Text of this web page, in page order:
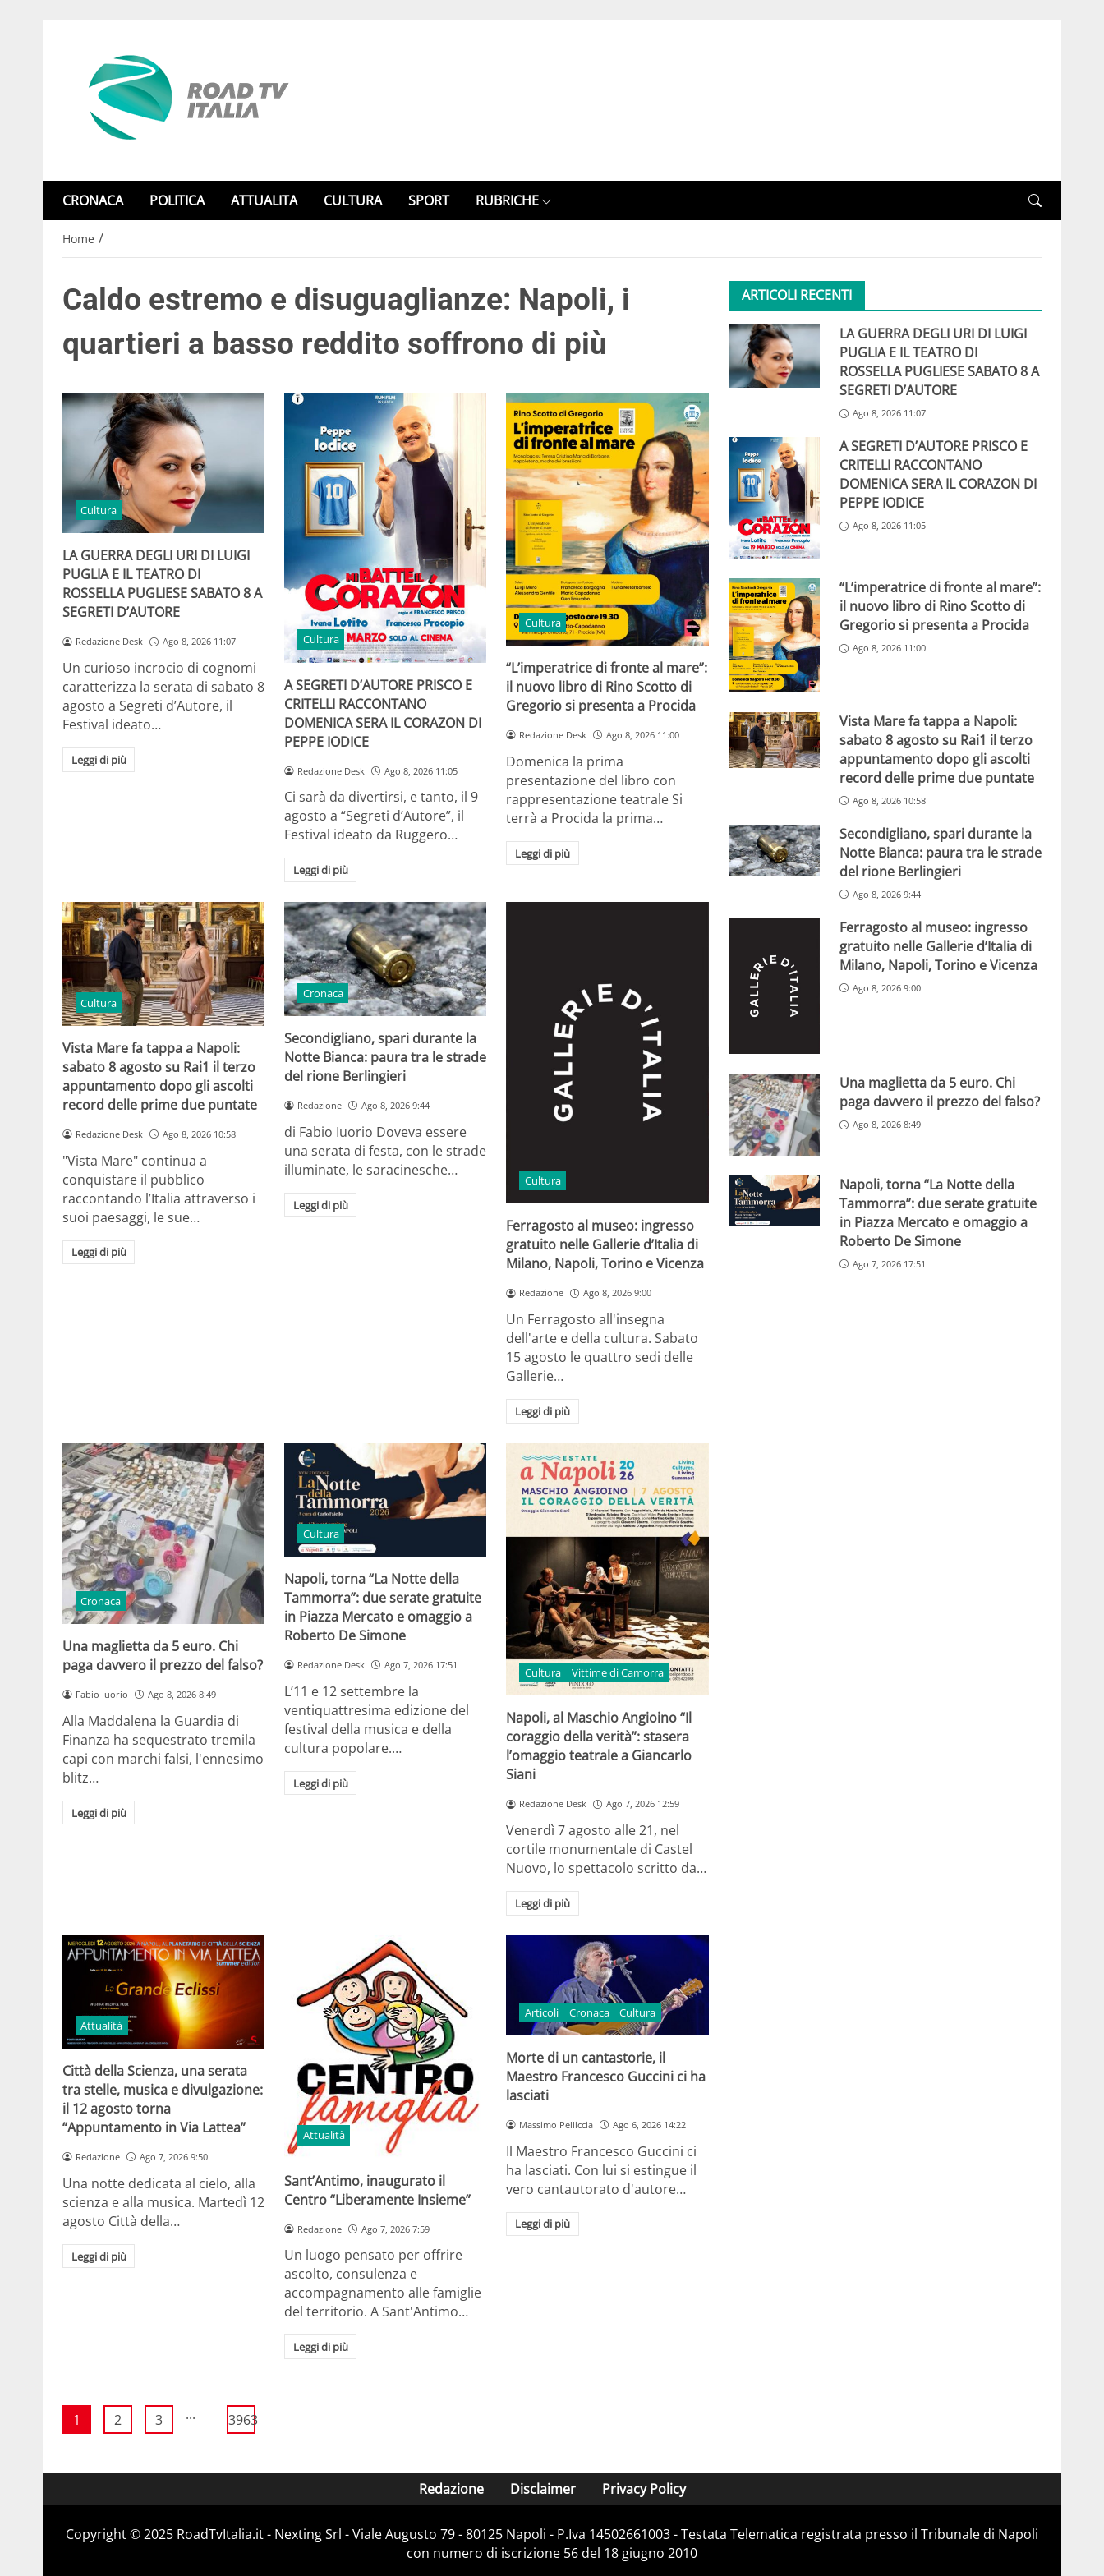
CRONACA POLITICA ATTUALITA CULTURA SPORT RUBRICHE
Home /
Caldo estremo e disuguaglianze: Napoli, i
quartieri a basso reddito soffrono di più
Cultura
LA GUERRA DEGLI URI DI LUIGI
PUGLIA E IL TEATRO DI
ROSSELLA PUGLIESE SABATO 8 A
SEGRETI D’AUTORE
Redazione Desk Ago 8, 2026 11:07
Un curioso incrocio di cognomi
caratterizza la serata di sabato 8
agosto a Segreti d’Autore, il
Festival ideato…
Leggi di più
Cultura
A SEGRETI D’AUTORE PRISCO E
CRITELLI RACCONTANO
DOMENICA SERA IL CORAZON DI
PEPPE IODICE
Redazione Desk Ago 8, 2026 11:05
Ci sarà da divertirsi, e tanto, il 9
agosto a “Segreti d’Autore”, il
Festival ideato da Ruggero…
Leggi di più
Cultura
“L’imperatrice di fronte al mare”:
il nuovo libro di Rino Scotto di
Gregorio si presenta a Procida
Redazione Desk Ago 8, 2026 11:00
Domenica la prima
presentazione del libro con
rappresentazione teatrale Si
terrà a Procida la prima…
Leggi di più
Cultura
Vista Mare fa tappa a Napoli:
sabato 8 agosto su Rai1 il terzo
appuntamento dopo gli ascolti
record delle prime due puntate
Redazione Desk Ago 8, 2026 10:58
"Vista Mare" continua a
conquistare il pubblico
raccontando l’Italia attraverso i
suoi paesaggi, le sue…
Leggi di più
Cronaca
Secondigliano, spari durante la
Notte Bianca: paura tra le strade
del rione Berlingieri
Redazione Ago 8, 2026 9:44
di Fabio Iuorio Doveva essere
una serata di festa, con le strade
illuminate, le saracinesche…
Leggi di più
Cultura
Ferragosto al museo: ingresso
gratuito nelle Gallerie d’Italia di
Milano, Napoli, Torino e Vicenza
Redazione Ago 8, 2026 9:00
Un Ferragosto all'insegna
dell'arte e della cultura. Sabato
15 agosto le quattro sedi delle
Gallerie…
Leggi di più
Cronaca
Una maglietta da 5 euro. Chi
paga davvero il prezzo del falso?
Fabio Iuorio Ago 8, 2026 8:49
Alla Maddalena la Guardia di
Finanza ha sequestrato tremila
capi con marchi falsi, l'ennesimo
blitz…
Leggi di più
Cultura
Napoli, torna “La Notte della
Tammorra”: due serate gratuite
in Piazza Mercato e omaggio a
Roberto De Simone
Redazione Desk Ago 7, 2026 17:51
L’11 e 12 settembre la
ventiquattresima edizione del
festival della musica e della
cultura popolare.…
Leggi di più
Cultura Vittime di Camorra
Napoli, al Maschio Angioino “Il
coraggio della verità”: stasera
l’omaggio teatrale a Giancarlo
Siani
Redazione Desk Ago 7, 2026 12:59
Venerdì 7 agosto alle 21, nel
cortile monumentale di Castel
Nuovo, lo spettacolo scritto da…
Leggi di più
Attualità
Città della Scienza, una serata
tra stelle, musica e divulgazione:
il 12 agosto torna
“Appuntamento in Via Lattea”
Redazione Ago 7, 2026 9:50
Una notte dedicata al cielo, alla
scienza e alla musica. Martedì 12
agosto Città della…
Leggi di più
Attualità
Sant’Antimo, inaugurato il
Centro “Liberamente Insieme”
Redazione Ago 7, 2026 7:59
Un luogo pensato per offrire
ascolto, consulenza e
accompagnamento alle famiglie
del territorio. A Sant'Antimo…
Leggi di più
Articoli Cronaca Cultura
Morte di un cantastorie, il
Maestro Francesco Guccini ci ha
lasciati
Massimo Pelliccia Ago 6, 2026 14:22
Il Maestro Francesco Guccini ci
ha lasciati. Con lui si estingue il
vero cantautorato d'autore…
Leggi di più
1 2 3 ... 3963
ARTICOLI RECENTI
LA GUERRA DEGLI URI DI LUIGI
PUGLIA E IL TEATRO DI
ROSSELLA PUGLIESE SABATO 8 A
SEGRETI D’AUTORE
Ago 8, 2026 11:07
A SEGRETI D’AUTORE PRISCO E
CRITELLI RACCONTANO
DOMENICA SERA IL CORAZON DI
PEPPE IODICE
Ago 8, 2026 11:05
“L’imperatrice di fronte al mare”:
il nuovo libro di Rino Scotto di
Gregorio si presenta a Procida
Ago 8, 2026 11:00
Vista Mare fa tappa a Napoli:
sabato 8 agosto su Rai1 il terzo
appuntamento dopo gli ascolti
record delle prime due puntate
Ago 8, 2026 10:58
Secondigliano, spari durante la
Notte Bianca: paura tra le strade
del rione Berlingieri
Ago 8, 2026 9:44
Ferragosto al museo: ingresso
gratuito nelle Gallerie d’Italia di
Milano, Napoli, Torino e Vicenza
Ago 8, 2026 9:00
Una maglietta da 5 euro. Chi
paga davvero il prezzo del falso?
Ago 8, 2026 8:49
Napoli, torna “La Notte della
Tammorra”: due serate gratuite
in Piazza Mercato e omaggio a
Roberto De Simone
Ago 7, 2026 17:51
Redazione Disclaimer Privacy Policy
Copyright ©️ 2025 RoadTvItalia.it - Nexting Srl - Viale Augusto 79 - 80125 Napoli - P.Iva 14502661003 - Testata Telematica registrata presso il Tribunale di Napoli
con numero di iscrizione 56 del 18 giugno 2010